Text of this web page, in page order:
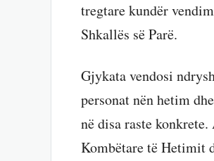
tregtare kundër
Shkallës së Parë.
Gjykata vendosi
personat nën hetim
në disa raste
Kombëtare të Hetimit